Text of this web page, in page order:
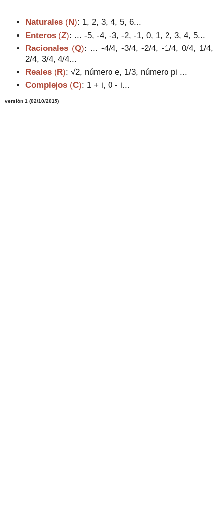
Naturales (N): 1, 2, 3, 4, 5, 6...
Enteros (Z):
... -5, -4, -3, -2, -1, 0, 1, 2, 3, 4, 5...
Racionales (Q): ... -4/4, -3/4, -2/4, -1/4, 0/4, 1/4,
2/4, 3/4, 4/4...
Reales (R): √2, número e, 1/3, número pi ...
Complejos (C): 1 + i,0- i...
versión 1 (02/10/2015)